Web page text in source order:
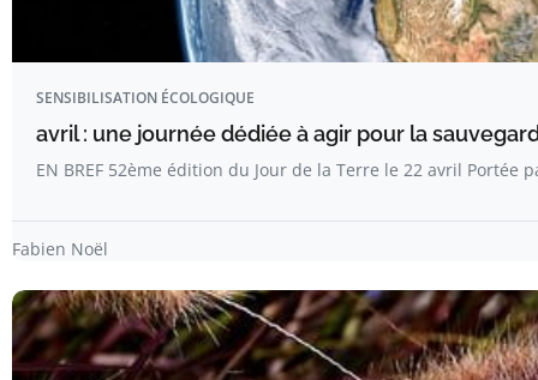
SENSIBILISATION ÉCOLOGIQUE
avril : une journée dédiée à agir pour la
EN BREF 52ème édition du Jour de la Terre le 22 avril Portée
Fabien Noël